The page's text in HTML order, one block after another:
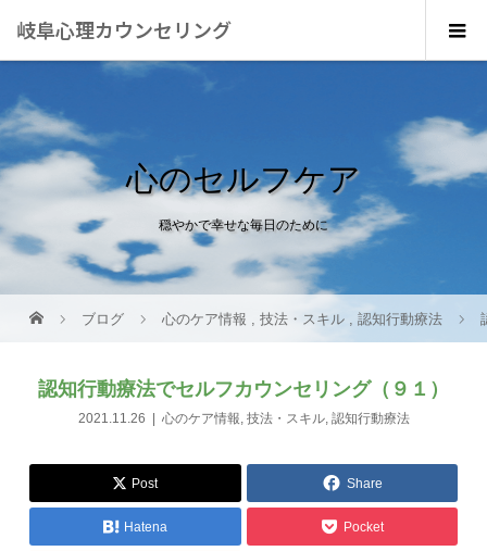
岐阜心理カウンセリング
心のセルフケア
穏やかで幸せな毎日のために
ブログ 心のケア情報 ,技法・スキル ,認知行動療法
認知行動療法でセルフカウンセリング（９１）
2021.11.26 心のケア情報, 技法・スキル, 認知行動療法
Post Share
Hatena Pocket